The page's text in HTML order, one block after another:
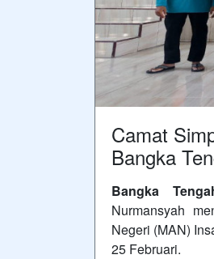
Camat
Bangka
Bangka
Nurmansyah
Negeri (MAN)
25 Februari.